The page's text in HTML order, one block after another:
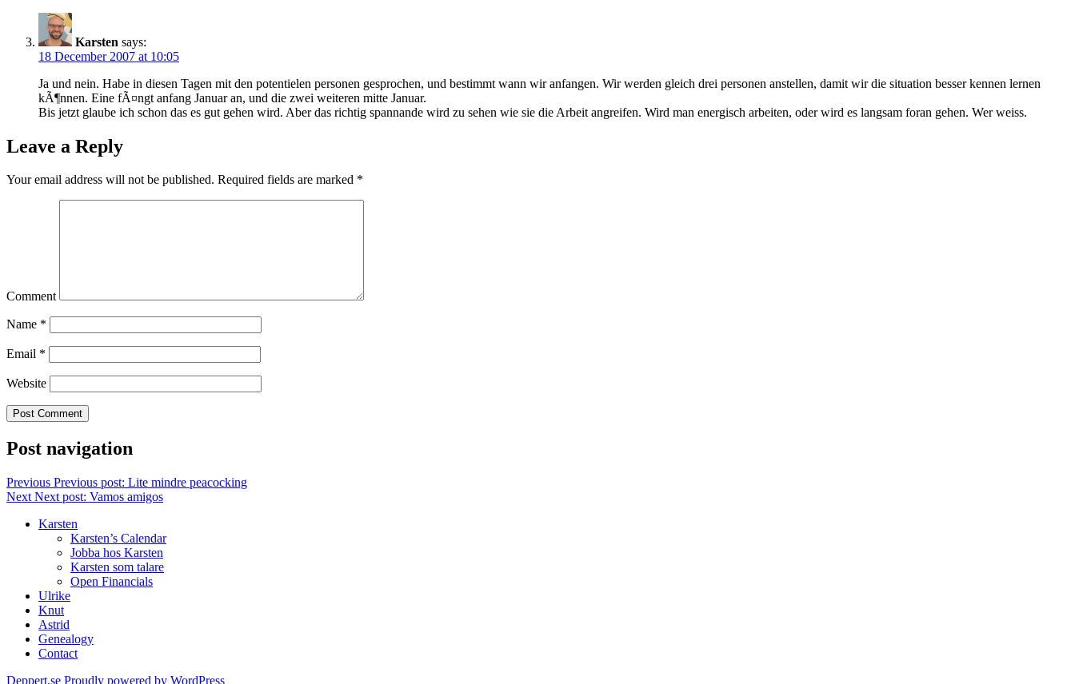
Karsten says:
18 December 2007 at 10:05
Ja und nein. Habe in diesen Tagen mit den potentielen personen gesprochen, und bestimmt wann wir anfangen. Wir werden gleich drei personen anstellen, damit wir die situation besser kennen lernen
kÃ¶nnen. Eine fÃ¤ngt anfang Januar an, und die zwei weiteren mitte Januar.
Bis jetzt glaube ich schon das es gut gehen wird. Aber das richtig spannande wird zu sehen wie sie die Arbeit angreifen. Wird man energisch arbeiten, oder wird es langsam foran gehen. Wer weiss.
Leave a Reply
Your email address will not be published. Required fields are marked *
Comment
Name *
Email *
Website
Post navigation
Previous Previous post: Lite mindre peacocking
Next Next post: Vamos amigos
Karsten
Karsten’s Calendar
Jobba hos Karsten
Karsten som talare
Open Financials
Ulrike
Knut
Astrid
Genealogy
Contact
Deppert.se Proudly powered by WordPress